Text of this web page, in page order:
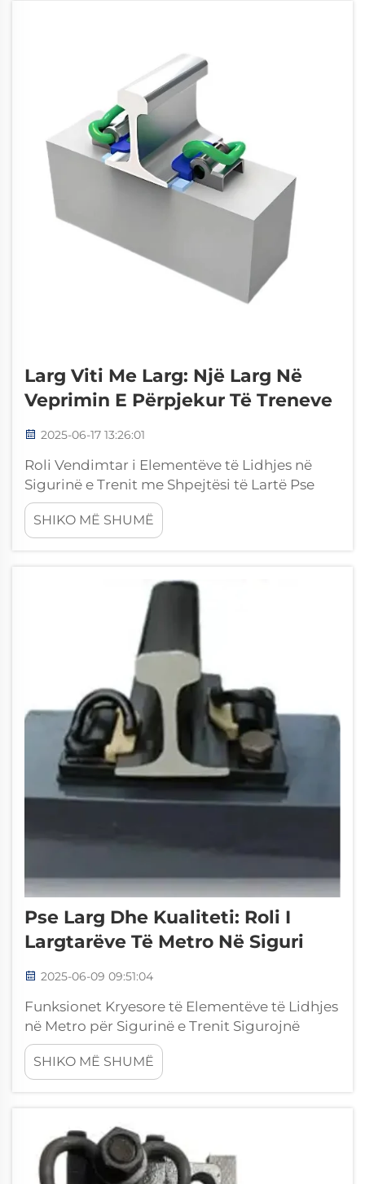
Larg Viti Me Larg: Një Larg Në
Veprimin E Përpjekur Të Treneve
2025-06-17 13:26:01
Roli Vendimtar i Elementëve të Lidhjes në
Sigurinë e Trenit me Shpejtësi të Lartë Pse
Elementët e Lidhjes janë të Domosdoshëm
për Stabilitetin e Trenit me Shpejtësi të Lartë
Elementët e lidhjes janë pjesë strukturore të
veçanërisht për linjat hekurudhore me
shpejtësi të lartë. Ata kontribuojnë për...
SHIKO MË SHUMË
Pse Larg Dhe Kualiteti: Roli I
Largtarëve Të Metro Në Siguri
2025-06-09 09:51:04
Funksionet Kryesore të Elementëve të Lidhjes
në Metro për Sigurinë e Trenit Sigurojnë
Stabilitetin dhe Drejtimin e Saktë të Trenit
Elementët e lidhjes hekurudhore, sistemet e
fiksimit të binarëve, elementët e lidhjes në
rregullimin e trajektorëve hekurudhore. Ata
evitojnë defektet e pazakonta, të skajshme, të
këndshme, të mbështetura...
SHIKO MË SHUMË